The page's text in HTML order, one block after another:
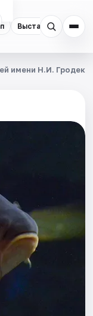
Выставки
имени Н.И.